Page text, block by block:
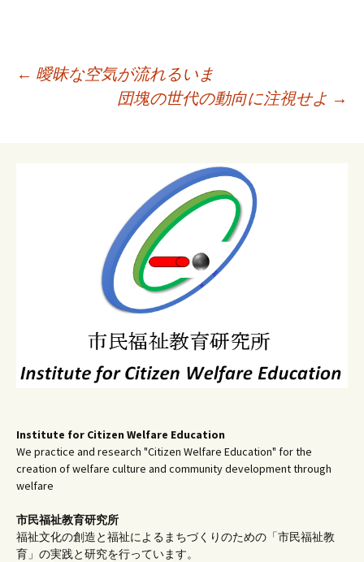
← 曖昧な空気が流れるいま
団塊の世代の動向に注視せよ →
Institute for Citizen Welfare Education
We practice and research "Citizen Welfare Education" for the
creation of welfare culture and community development through
welfare
市民福祉教育研究所
福祉文化の創造と福祉によるまちづくりのための「市民福祉教
育」の実践と研究を行っています。